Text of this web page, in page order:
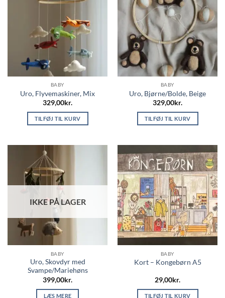
BABY
Uro, Flyvemaskiner, Mix
329,00kr.
TILFØJ TIL KURV
BABY
Uro, Bjørne/Bolde, Beige
329,00kr.
TILFØJ TIL KURV
IKKE PÅ LAGER
BABY
Uro, Skovdyr med
Svampe/Mariehøns
399,00kr.
LÆS MERE
BABY
Kort – Kongebørn A5
29,00kr.
TILFØJ TIL KURV